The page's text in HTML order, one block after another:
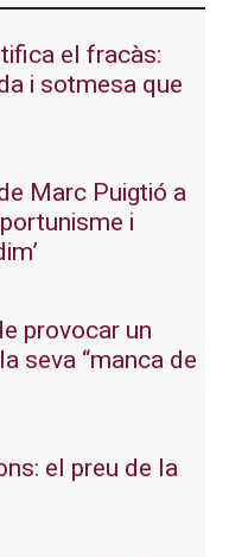
el fracàs:
i sotmesa que
Marc Puigtió a
i
provocar un
seva “manca de
el preu de la